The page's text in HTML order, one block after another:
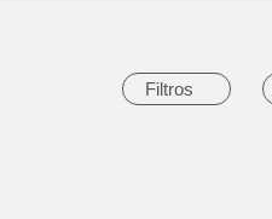
Filtros